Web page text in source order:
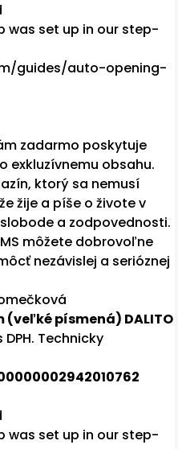
was set up in our step-
guides/auto-opening-
zadarmo poskytuje
exkluzívnemu obsahu.
ktorý sa nemusí
žije a píše o živote v
a zodpovednosti.
môžete dobrovoľne
nezávislej a serióznej
(veľké písmená) DALITO
DPH. Technicky
was set up in our step-